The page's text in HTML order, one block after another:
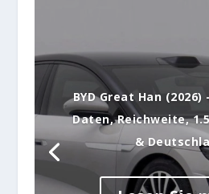
BYD Great Han
Daten, Reichweite,
&